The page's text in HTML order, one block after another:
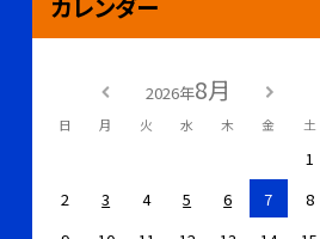
カレンダー
2026年8月
日 月 火 水 木 金 土
1
2
3 4 5 6 7
8